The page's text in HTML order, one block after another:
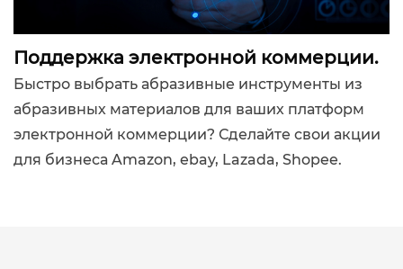
Поддержка электронной коммерции.
Быстро выбрать абразивные инструменты из
абразивных материалов для ваших платформ
электронной коммерции? Сделайте свои акции
для бизнеса Amazon, ebay, Lazada, Shopee.